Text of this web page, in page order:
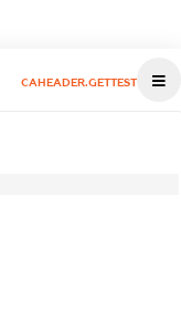
CAHEADER.GETTEST